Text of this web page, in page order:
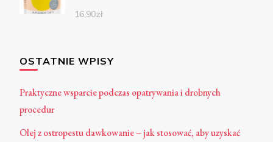
16,90zł
OSTATNIE WPISY
Praktyczne wsparcie podczas opatrywania i drobnych
procedur
Olej z ostropestu dawkowanie – jak stosować, aby uzyskać